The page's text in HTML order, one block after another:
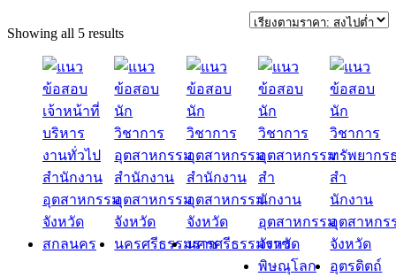
Showing all 5 resultsSorted
price:
high
to
low